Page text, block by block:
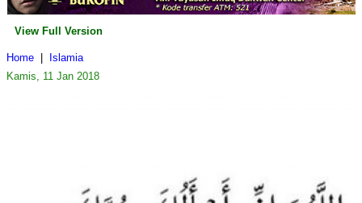
View Full Version
Home
Islamia
Kamis, 11 Jan 2018